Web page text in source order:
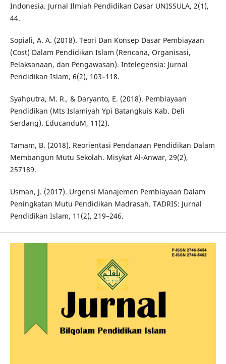
Indonesia. Jurnal Ilmiah Pendidikan Dasar UNISSULA, 2(1),
44.
Sopiali, A. A. (2018). Teori Dan Konsep Dasar Pembiayaan
(Cost) Dalam Pendidikan Islam (Rencana, Organisasi,
Pelaksanaan, dan Pengawasan). Intelegensia: Jurnal
Pendidikan Islam, 6(2), 103–118.
Syahputra, M. R., & Daryanto, E. (2018). Pembiayaan
Pendidikan (Mts Islamiyah Ypi Batangkuis Kab. Deli
Serdang). EducanduM, 11(2).
Tamam, B. (2018). Reorientasi Pendanaan Pendidikan Dalam
Membangun Mutu Sekolah. Misykat Al-Anwar, 29(2),
257189.
Usman, J. (2017). Urgensi Manajemen Pembiayaan Dalam
Peningkatan Mutu Pendidikan Madrasah. TADRIS: Jurnal
Pendidikan Islam, 11(2), 219–246.